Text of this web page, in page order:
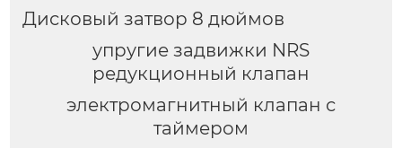
Дисковый затвор 8 дюймов
упругие задвижки NRS
редукционный клапан
электромагнитный клапан с
таймером